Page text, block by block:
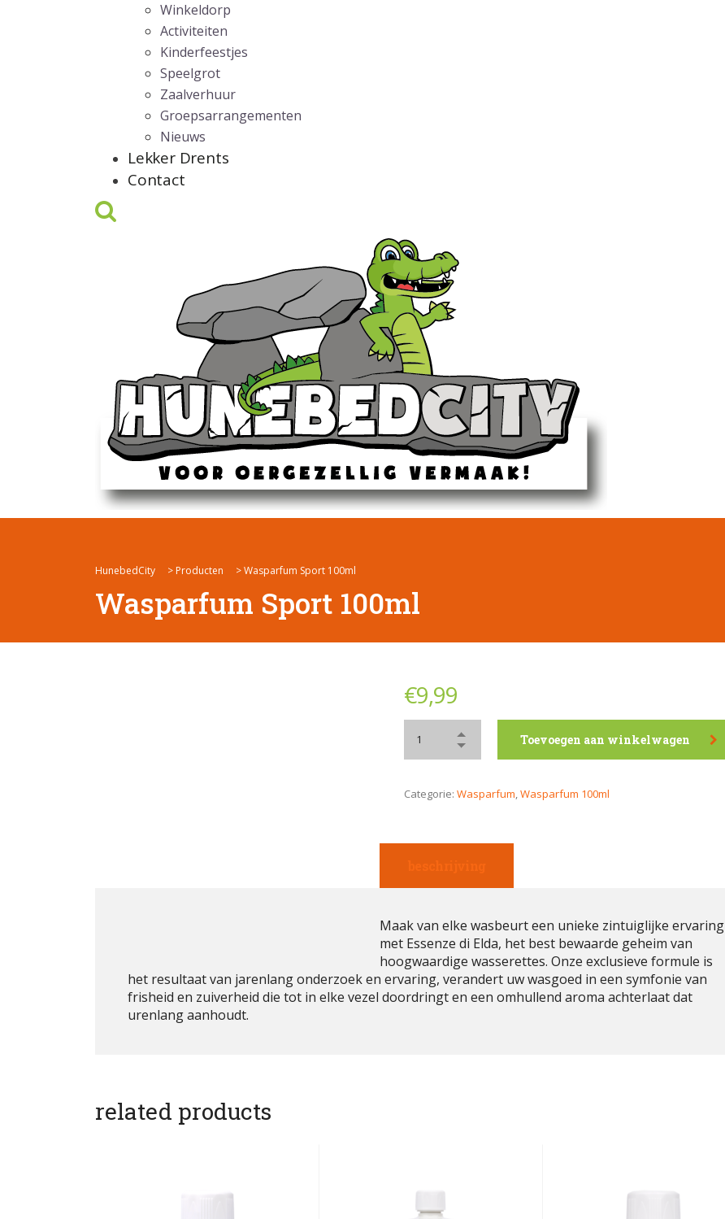
Winkeldorp
Activiteiten
Kinderfeestjes
Speelgrot
Zaalverhuur
Groepsarrangementen
Nieuws
Lekker Drents
Contact
HunebedCity > Producten >Wasparfum Sport 100ml
Wasparfum Sport 100ml
€9,99
Toevoegen aan winkelwagen
Categorie: Wasparfum,Wasparfum 100ml
Maak van elke wasbeurt een unieke zintuiglijke ervaring
met Essenze di Elda, het best bewaarde geheim van
hoogwaardige wasserettes. Onze exclusieve formule is
het resultaat van jarenlang onderzoek en ervaring, verandert uw wasgoed in een symfonie van
frisheid en zuiverheid die tot in elke vezel doordringt en een omhullend aroma achterlaat dat
urenlang aanhoudt.
related products